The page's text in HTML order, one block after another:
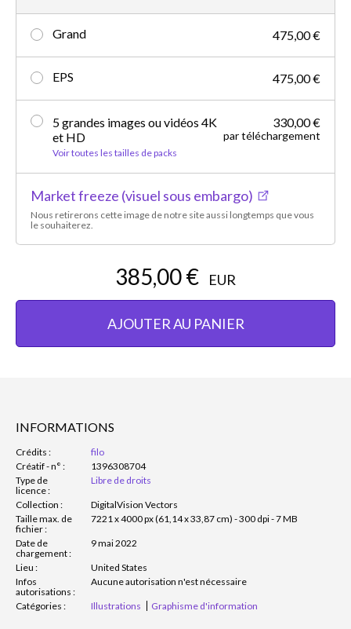
Grand 475,00 €
EPS 475,00 €
5 grandes images ou vidéos 4K
et HD
Voir toutes les tailles de packs
330,00 €
par téléchargement
Market freeze (visuel sous embargo)
Nous retirerons cette image de notre site aussi longtemps que vous
le souhaiterez.
385,00 € EUR
AJOUTER AU PANIER
INFORMATIONS
Crédits :
filo
Créatif - n° :
1396308704
Type de
licence :
Libre de droits
Collection :
DigitalVision Vectors
Taille max. de
fichier :
7221 x 4000 px (61,14 x 33,87 cm) - 300 dpi - 7 MB
Date de
chargement :
9 mai 2022
Lieu :
United States
Infos
autorisations :
Aucune autorisation n'est nécessaire
Catégories : Illustrations Graphisme d'information